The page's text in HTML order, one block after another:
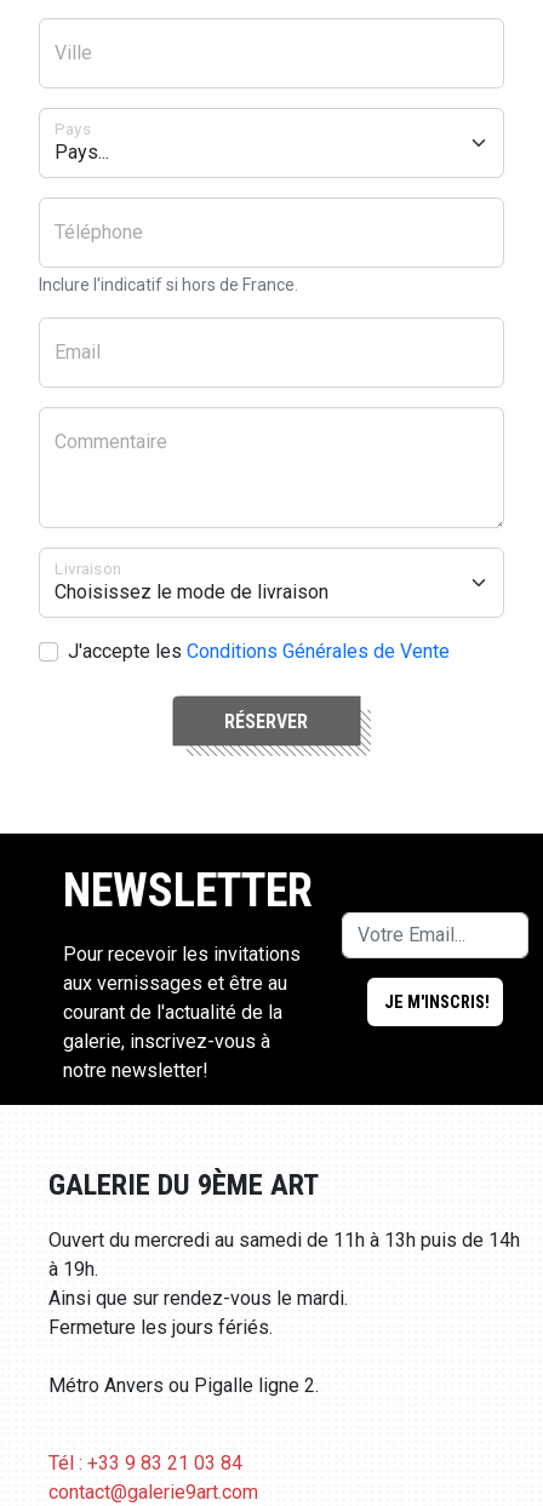
Ville
Pays
Téléphone
Inclure l'indicatif si hors de France.
Email
Commentaire
Livraison
J'accepte les Conditions Générales de Vente
RÉSERVER
NEWSLETTER
Pour recevoir les invitations
aux vernissages et être au
courant de l'actualité de la
galerie, inscrivez-vous à
notre newsletter!
GALERIE DU 9ÈME ART
Ouvert du mercredi au samedi de 11h à 13h puis de 14h
à 19h.
Ainsi que sur rendez-vous le mardi.
Fermeture les jours fériés.
Métro Anvers ou Pigalle ligne 2.
Tél : +33 9 83 21 03 84
contact@galerie9art.com